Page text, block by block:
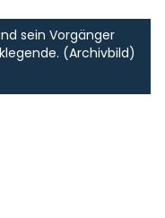
sein Vorgänger
(Archivbild)